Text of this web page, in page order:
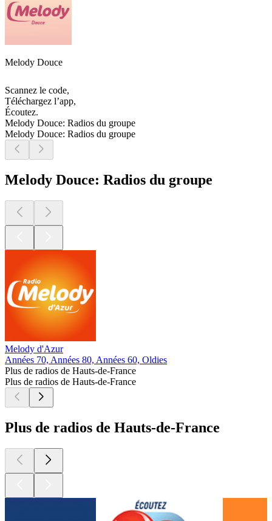
Melody Douce
Scannez le code,
Téléchargez l’app,
Écoutez.
Melody Douce: Radios du groupe
Melody Douce: Radios du groupe
Melody Douce: Radios du groupe
Melody d'Azur
Années 70, Années 80, Années 60, Oldies
Plus de radios de Hauts-de-France
Plus de radios de Hauts-de-France
Plus de radios de Hauts-de-France